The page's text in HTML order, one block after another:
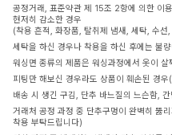
공정거래, 표준약관 제 15조 2항에 의한 이
현저히 감소한 경우
(착용 흔적, 화장품, 탈취제 냄새, 세탁, 수선
세탁을 하신 경우나 착용을 하신 후에는 불
워싱면 종류의 제품은 워싱과정에서 옷이
피팅만 해보신 경우라도 상품이 훼손된 경
배송 시 생긴 구김, 단추 바느질의 느슨함,
거래처 공정 과정 중 단추구멍이 완벽히 뚫
착용 부탁드립니다)